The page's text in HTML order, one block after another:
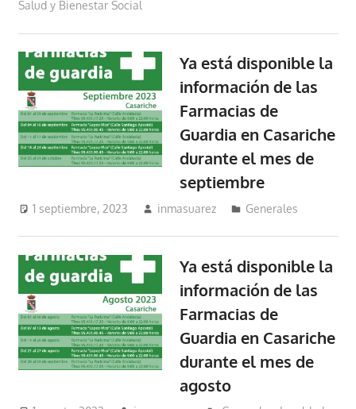
Salud y Bienestar Social
Ya está disponible la
información de las
Farmacias de
Guardia en Casariche
durante el mes de
septiembre
1 septiembre, 2023 inmasuarez Generales
Ya está disponible la
información de las
Farmacias de
Guardia en Casariche
durante el mes de
agosto